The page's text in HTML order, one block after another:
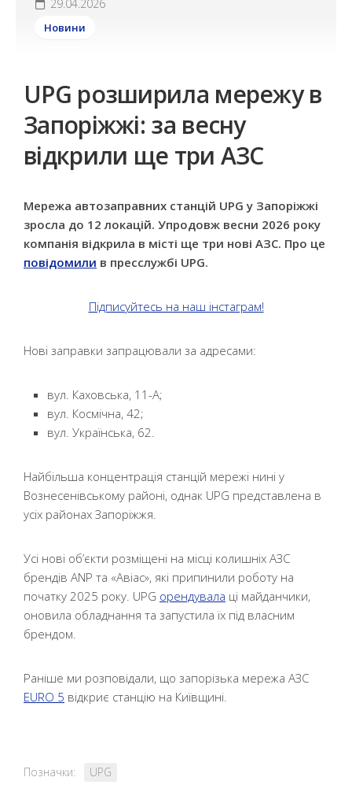
29.04.2026
Новини
UPG розширила мережу в
Запоріжжі: за весну
відкрили ще три АЗС
Мережа автозаправних станцій UPG у Запоріжжі
зросла до 12 локацій. Упродовж весни 2026 року
компанія відкрила в місті ще три нові АЗС. Про це
повідомили в пресслужбі UPG.
Підписуйтесь на наш інстаграм!
Нові заправки запрацювали за адресами:
вул. Каховська, 11-А;
вул. Космічна, 42;
вул. Українська, 62.
Найбільша концентрація станцій мережі нині у
Вознесенівському районі, однак UPG представлена в
усіх районах Запоріжжя.
Усі нові об’єкти розміщені на місці колишніх АЗС
брендів ANP та «Авіас», які припинили роботу на
початку 2025 року. UPG орендувала ці майданчики,
оновила обладнання та запустила їх під власним
брендом.
Раніше ми розповідали, що запорізька мережа АЗС
EURO 5 відкриє станцію на Київщині.
Позначки: UPG